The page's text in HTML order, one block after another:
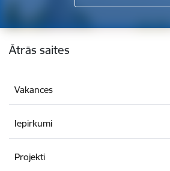
Kājene
Ātrās saites
Vakances
Iepirkumi
Projekti